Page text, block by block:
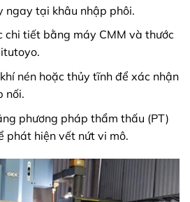
ngay tại khâu nhập phôi.
chi tiết bằng máy CMM và thước
nén hoặc thủy tĩnh để xác nhận
nối.
phương pháp thẩm thấu (PT)
phát hiện vết nứt vi mô.